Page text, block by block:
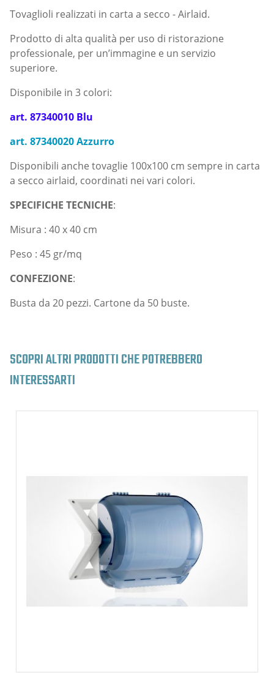
Tovaglioli realizzati in carta a secco - Airlaid.
Prodotto di alta qualità per uso di ristorazione
professionale, per un’immagine e un servizio
superiore.
Disponibile in 3 colori:
art. 87340010 Blu
art. 87340020 Azzurro
Disponibili anche tovaglie 100x100 cm sempre in carta
a secco airlaid, coordinati nei vari colori.
SPECIFICHE TECNICHE:
Misura : 40 x 40 cm
Peso : 45 gr/mq
CONFEZIONE:
Busta da 20 pezzi. Cartone da 50 buste.
SCOPRI ALTRI PRODOTTI CHE POTREBBERO
INTERESSARTI